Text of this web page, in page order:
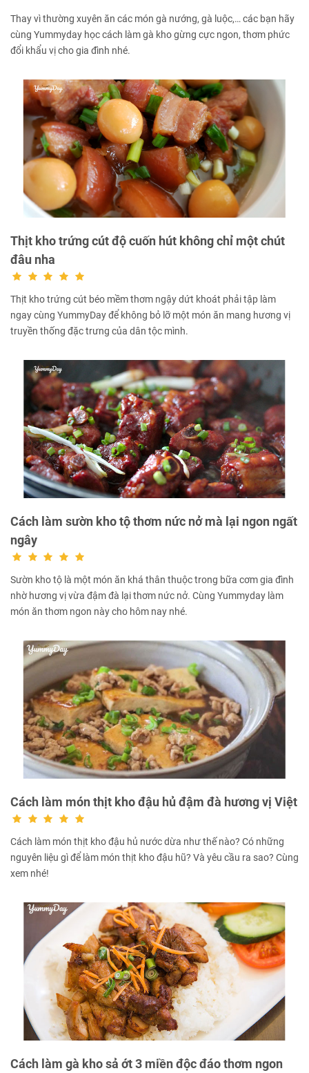
Thay vì thường xuyên ăn các món gà nướng, gà luộc,… các bạn hãy
cùng Yummyday học cách làm gà kho gừng cực ngon, thơm phức
đổi khẩu vị cho gia đình nhé.
Thịt kho trứng cút độ cuốn hút không chỉ một chút
đâu nha
Thịt kho trứng cút béo mềm thơm ngậy dứt khoát phải tập làm
ngay cùng YummyDay để không bỏ lỡ một món ăn mang hương vị
truyền thống đặc trưng của dân tộc mình.
Cách làm sườn kho tộ thơm nức nở mà lại ngon ngất
ngây
Sườn kho tộ là một món ăn khá thân thuộc trong bữa cơm gia đình
nhờ hương vị vừa đậm đà lại thơm nức nở. Cùng Yummyday làm
món ăn thơm ngon này cho hôm nay nhé.
Cách làm món thịt kho đậu hủ đậm đà hương vị Việt
Cách làm món thịt kho đậu hủ nước dừa như thế nào? Có những
nguyên liệu gì để làm món thịt kho đậu hũ? Và yêu cầu ra sao? Cùng
xem nhé!
Cách làm gà kho sả ớt 3 miền độc đáo thơm ngon